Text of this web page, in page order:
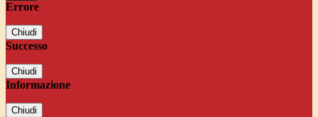
Errore
Chiudi
Successo
Chiudi
Informazione
Chiudi